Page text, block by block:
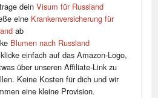
dein Visum für Russland
eine Krankenversicherung für
ab
Blumen nach Russland
einfach auf das Amazon-Logo,
über unseren Affiliate-Link zu
Keine Kosten für dich und wir
eine kleine Provision.